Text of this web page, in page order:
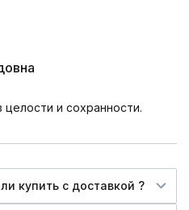
и сохранности.
купить c доставкой ?